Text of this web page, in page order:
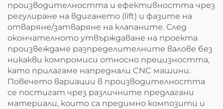
производителността и ефективността чрез
регулиране на вдигането (lift) и фазите на
отваряне/затваряне на клапаните. След
окончателното утвърждаване на проекта
произвеждаме разпределителните валове без
никакви компромиси относно прецизността,
като прилагаме напреднали CNC машини.
Повечето вариации в производителността
се постигат чрез различните предлагани
материали, които са предимно композити и